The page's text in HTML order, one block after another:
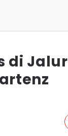
di Jalur